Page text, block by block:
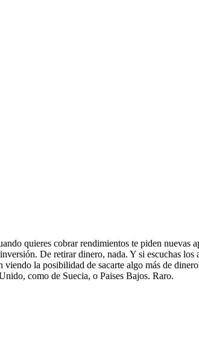
quieres cobrar rendimientos te piden nuevas
De retirar dinero, nada. Y si escuchas
la posibilidad de sacarte algo más de
como de Suecia, o Paises Bajos. Raro.